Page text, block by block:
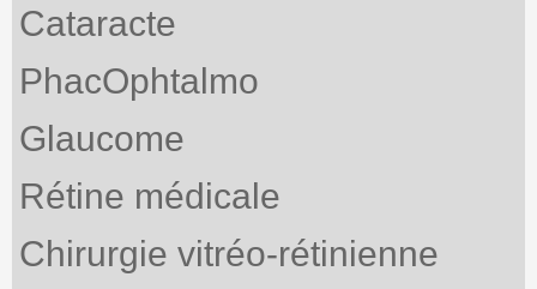
Cataracte
PhacOphtalmo
Glaucome
Rétine médicale
Chirurgie vitréo-rétinienne